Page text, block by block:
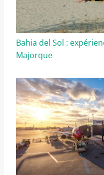
Bahia del Sol :
Majorque